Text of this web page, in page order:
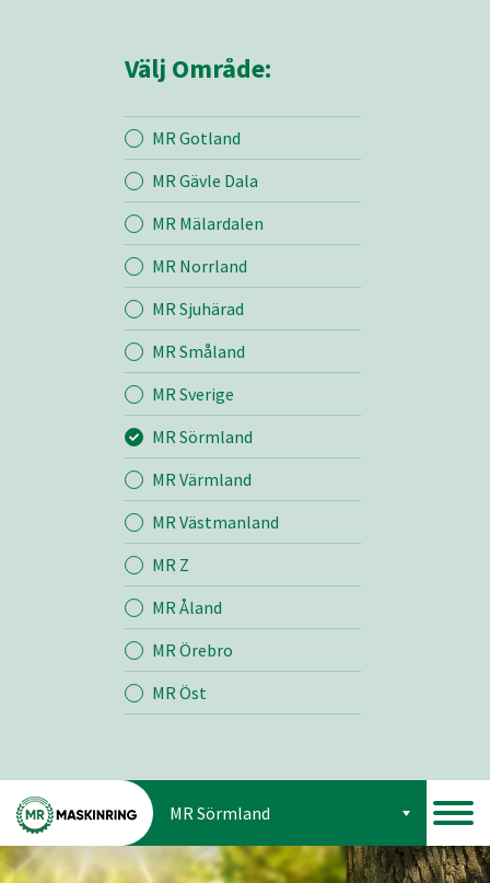
Mina sidor
MR Sörmland
Entreprenad
Bemanning
Välj Område:
MR Gotland
MR Gävle Dala
MR Mälardalen
MR Norrland
MR Sjuhärad
MR Småland
MR Sverige
MR Sörmland
MR Värmland
MR Västmanland
MR Z
MR Åland
MR Örebro
MR Öst
MR Sörmland